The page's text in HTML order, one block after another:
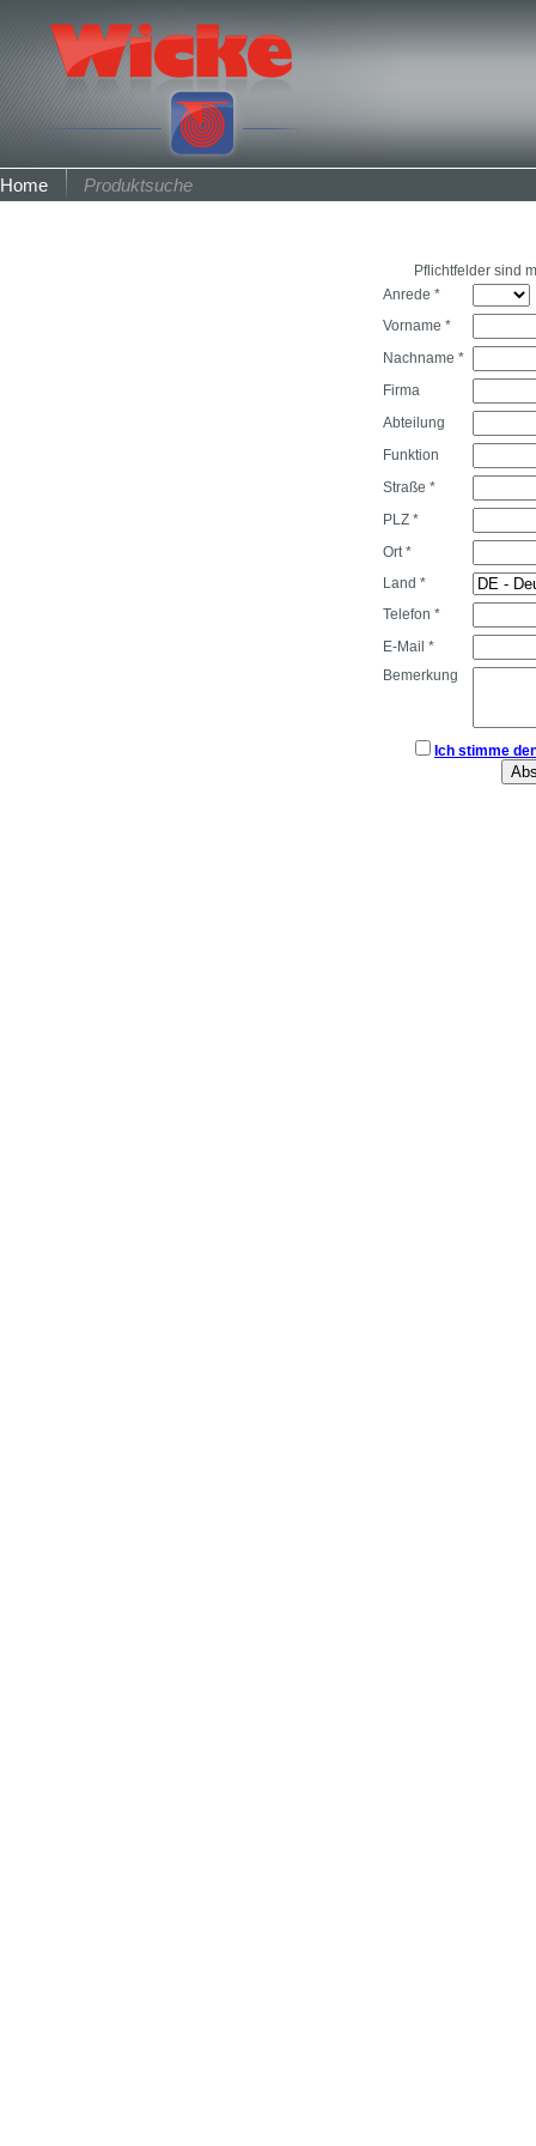
Home Produktsuche
Pflichtfelder sind
Anrede *
Vorname *
Nachname *
Firma
Abteilung
Funktion
Straße *
PLZ *
Ort *
Land *
Telefon *
E-Mail *
Bemerkung
Ich stimme